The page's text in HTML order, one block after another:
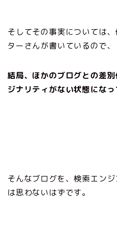
そしてその事実については
ターさんが書いているので、
結局、ほかのブログとの差
ジナリティがない状態になっ
そんなブログを、検索エン
は思わないはずです。